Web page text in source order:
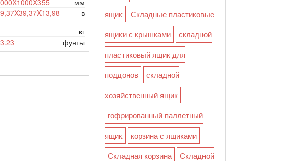
мм
в
кг
фунты
ящик
Складные пластиковые
ящики с крышками
складной
пластиковый ящик для
поддонов
складной
хозяйственный ящик
гофрированный паллетный
ящик
корзина с ящиками
Складная корзина
Складной